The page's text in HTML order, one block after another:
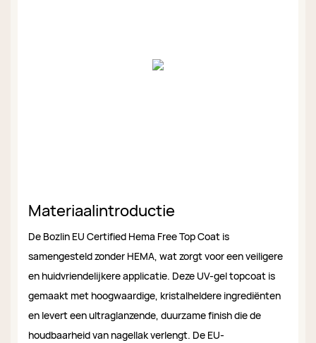
Materiaalintroductie
De Bozlin EU Certified Hema Free Top Coat is
samengesteld zonder HEMA, wat zorgt voor een veiligere
en huidvriendelijkere applicatie. Deze UV-gel topcoat is
gemaakt met hoogwaardige, kristalheldere ingrediënten
en levert een ultraglanzende, duurzame finish die de
houdbaarheid van nagellak verlengt. De EU-